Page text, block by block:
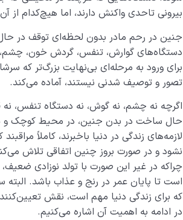
بیرونی تاحدی واکنش دارند، اما هیچ‌­کدام از
جنین در رحم مادر بدون لحظه‌­ای توقف در
دستگاه‌­های گوارش، تنفس، گردش خون، چشم،
برای ورود به مرحله­‌ای بی‌­نهایت بزرگ­‌تر که
تصور و توصیف شدنی نیستند، آماده می‌کند.
اگرچه نه چشم، نه گوش، نه دستگاه تنفس، نه
حال ساخت در بدن جنین، در محیط کوچک و
لازمه‌های زندگی در دنیا باخبرند، کاملاً
نشود و در صورت بروز چنین اتفاقی تلاش
چراکه در غیر این ­صورت با تولد نوزادی
است تا پایان عمر در رنج و عذاب باشد. البته
که برای زندگی دنیا مهم است، نقش
در ادامه به اهمیت آن اشاره می‌کنیم.